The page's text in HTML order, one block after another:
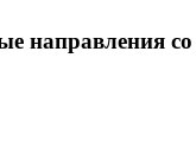
направления со